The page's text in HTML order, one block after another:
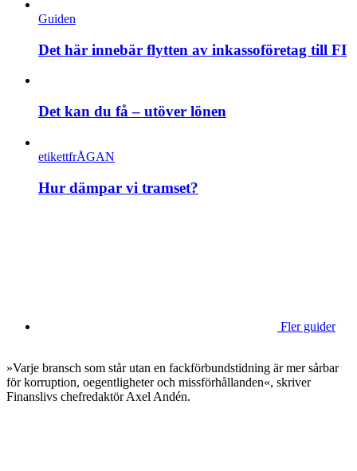
Guiden
Det här innebär flytten av inkassoföretag till FI
Det kan du få – utöver lönen
etikettfrÅGAN
Hur dämpar vi tramset?
Fler guider
»Varje bransch som står utan en fackförbundstidning är mer sårbar
för korruption, oegentligheter och missförhållanden«, skriver
Finanslivs chefredaktör Axel Andén.